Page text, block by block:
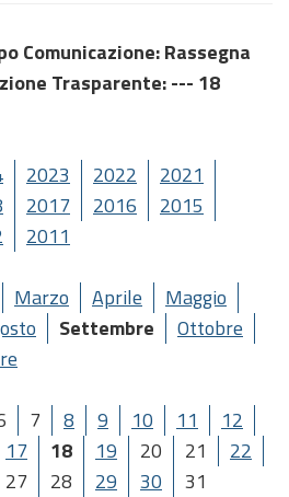
Comunicazione: Rassegna
Trasparente: --- 18
2023 2022
2021
2017 2016
2015
2011
Marzo Aprile
Maggio
Settembre
Ottobre
7 8 9 10 11
12
17 18 19 20 21
22
27 28 29 30 31